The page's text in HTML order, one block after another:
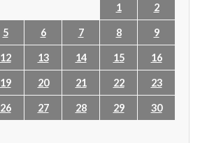
1 2
5 6 7 8 9
12 13 14 15 16
19 20 21 22 23
26 27 28 29 30